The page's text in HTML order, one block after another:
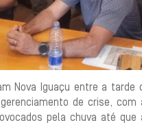
Nova Iguaçu entre a tarde
de crise,
pela chuva até